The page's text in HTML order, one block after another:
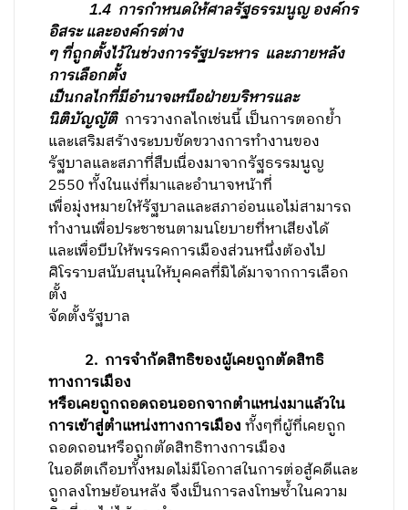
1.4 การกำหนดให้ศาลรัฐธรรมนูญ องค์กร
อิสระ และองค์กรต่าง
ๆ ที่ถูกตั้งไว้ในช่วงการรัฐประหาร และภายหลัง
การเลือกตั้ง
เป็นกลไกที่มีอำนาจเหนือฝ่ายบริหารและ
นิติบัญญัติ การวางกลไกเช่นนี้ เป็นการตอกย้ำ
และเสริมสร้างระบบขัดขวางการทำงานของ
รัฐบาลและสภาที่สืบเนื่องมาจากรัฐธรรมนูญ
2550 ทั้งในแง่ที่มาและอำนาจหน้าที่
เพื่อมุ่งหมายให้รัฐบาลและสภาอ่อนแอไม่สามารถ
ทำงานเพื่อประชาชนตามนโยบายที่หาเสียงได้
และเพื่อบีบให้พรรคการเมืองส่วนหนึ่งต้องไป
ศิโรราบสนับสนุนให้บุคคลที่มิได้มาจากการเลือก
ตั้ง
จัดตั้งรัฐบาล
2. การจำกัดสิทธิของผู้เคยถูกตัดสิทธิ
ทางการเมือง
หรือเคยถูกถอดถอนออกจากตำแหน่งมาแล้วใน
การเข้าสู่ตำแหน่งทางการเมืองทั้งๆที่ผู้ที่เคยถูก
ถอดถอนหรือถูกตัดสิทธิทางการเมือง
ในอดีตเกือบทั้งหมดไม่มีโอกาสในการต่อสู้คดีและ
ถูกลงโทษย้อนหลัง จึงเป็นการลงโทษซ้ำในความ